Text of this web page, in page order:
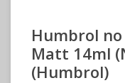
Humbrol
Matt 14ml
(Humbrol)